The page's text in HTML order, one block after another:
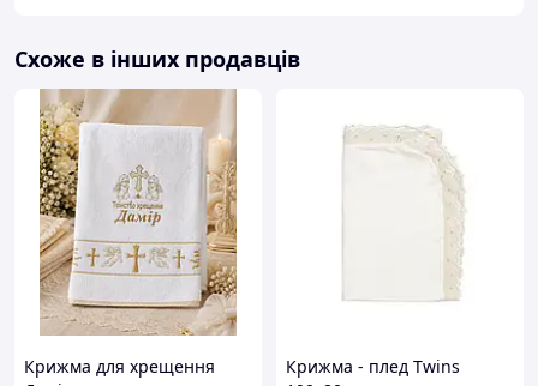
Схоже в інших продавців
Крижма для хрещення
Крижма - плед Twins